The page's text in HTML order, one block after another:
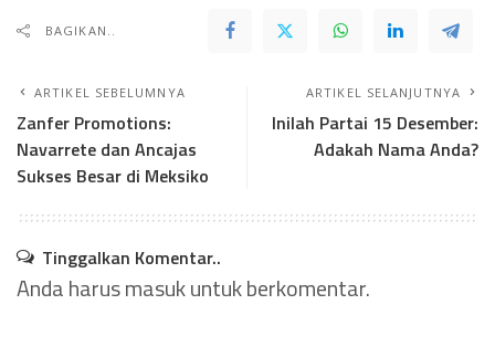
BAGIKAN..
ARTIKEL SEBELUMNYA
Zanfer Promotions:
Navarrete dan Ancajas
Sukses Besar di Meksiko
ARTIKEL SELANJUTNYA
Inilah Partai 15 Desember:
Adakah Nama Anda?
Tinggalkan Komentar..
Anda harusmasukuntuk berkomentar.